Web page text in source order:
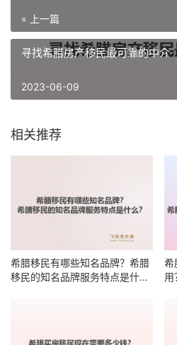
« 上一篇
寻找希腊房产移民最可靠的中介
2023-06-09
相关推荐
希腊移民有哪些知名品牌？希腊
移民的知名品牌服务特点是什
希
用